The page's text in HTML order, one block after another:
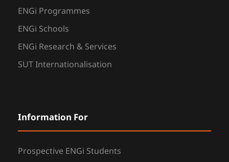
ENGi Programmes
ENGi Schools
ENGi Research & Services
SUT Internationalisation
Information For
Prospective ENGi Students